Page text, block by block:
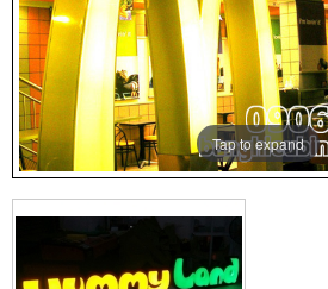
Tap to expand